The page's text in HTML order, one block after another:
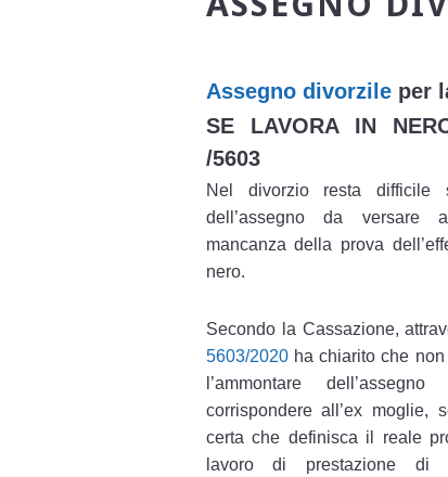
Assegno divorzileper
SE LAVORA IN
/5603
Nel divorzio resta difficile
dell’assegno da versare
mancanza della prova
nero.
Secondo la Cassazione,
5603/2020ha chiarito che non
l’ammontare
corrispondere all’ex moglie,
certa che definisca il reale
lavoro di prestazione di